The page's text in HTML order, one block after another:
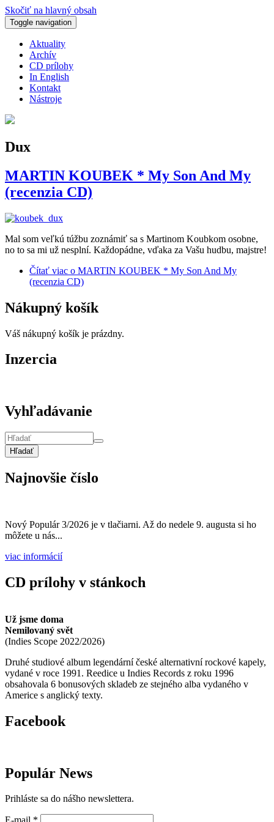
Skočiť na hlavný obsah
Toggle navigation
Aktuality
Archív
CD prílohy
In English
Kontakt
Nástroje
Dux
MARTIN KOUBEK * My Son And My
(recenzia CD)
Mal som veľkú túžbu zoznámiť sa s Martinom Koubkom osobne,
no to sa mi už nesplní. Každopádne, vďaka za Vašu hudbu, majstre!
Čítať viac o MARTIN KOUBEK * My Son And My
(recenzia CD)
Nákupný košík
Váš nákupný košík je prázdny.
Inzercia
Vyhľadávanie
Hľadať
Najnovšie číslo
Nový Populár 3/2026 je v tlačiarni. Až do nedele 9. augusta si ho
môžete u nás...
viac informácií
CD prílohy v stánkoch
Už jsme doma
Nemilovaný svět
(Indies Scope 2022/2026)
Druhé studiové album legendární české alternativní rockové kapely,
vydané v roce 1991. Reedice u Indies Records z roku 1996
obsahovala 6 bonusových skladeb ze stejného alba vydaného v
Americe s anglický texty.
Facebook
Populár News
Prihláste sa do nášho newslettera.